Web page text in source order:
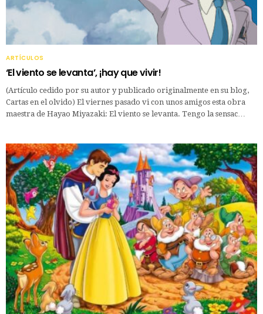
ARTÍCULOS
‘El viento se levanta’, ¡hay que vivir!
(Artículo cedido por su autor y publicado originalmente en su blog,
Cartas en el olvido) El viernes pasado vi con unos amigos esta obra
maestra de Hayao Miyazaki: El viento se levanta. Tengo la sensac…